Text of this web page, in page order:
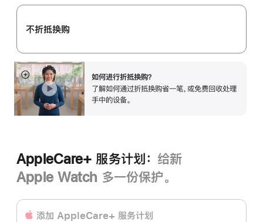
购
划：
不折抵换购
如何进行折抵换购？
了解如何通过折抵换购省一笔，或免费回收处理
手中的设备。
展
开
AppleCare+ 服务计划： 给新
Apple Watch 多一份保护。
添加 AppleCare+ 服务计‍划